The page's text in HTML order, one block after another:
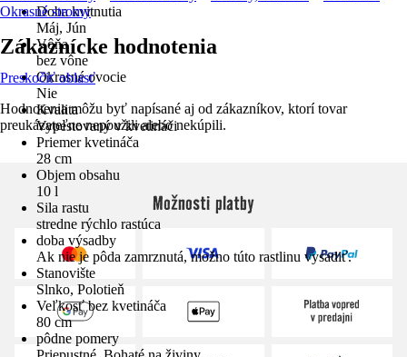
Doba kvitnutia
Máj, Jún
Vôňa
bez vône
Okrasné ovocie
Nie
Kvalita
Vypestovaný v kvetináči
Priemer kvetináča
28 cm
Objem obsahu
10 l
Sila rastu
stredne rýchlo rastúca
doba výsadby
Ak nie je pôda zamrznutá, možno túto rastlinu vysadiť.
Stanovište
Slnko, Polotieň
Veľkosť bez kvetináča
80 cm
pôdne pomery
Okrasné stromy
Zákaznícke hodnotenia
Preskočiť oblasť
Hodnotenia môžu byť napísané aj od zákazníkov, ktorí tovar
preukázateľne nepoužili alebo nekúpili.
Možnosti platby